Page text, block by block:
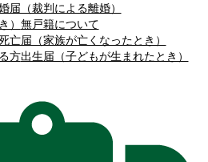
届（裁判による離婚）
） 無戸籍について
亡届（家族が亡くなったとき）
方出生届（子どもが生まれたとき）